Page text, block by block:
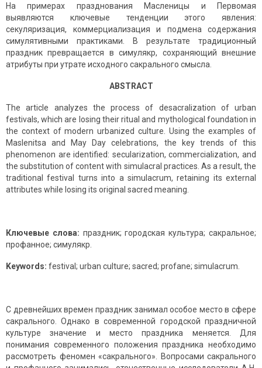
На примерах празднования Масленицы и Первомая
выявляются ключевые тенденции этого явления:
секуляризация, коммерциализация и подмена содержания
симулятивными практиками. В результате традиционный
праздник превращается в симулякр, сохраняющий внешние
атрибуты при утрате исходного сакрального смысла.
ABSTRACT
The article analyzes the process of desacralization of urban
festivals, which are losing their ritual and mythological foundation in
the context of modern urbanized culture. Using the examples of
Maslenitsa and May Day celebrations, the key trends of this
phenomenon are identified: secularization, commercialization, and
the substitution of content with simulacral practices. As a result, the
traditional festival turns into a simulacrum, retaining its external
attributes while losing its original sacred meaning.
Ключевые слова: праздник; городская культура; сакральное;
профанное; симулякр.
Keywords: festival; urban culture; sacred; profane; simulacrum.
С древнейших времен праздник занимал особое место в сфере
са­крального. Однако в современной городской праздничной
культуре значе­ние и место праздника меняется. Для
понимания современного положения праздника необходимо
рассмотреть феномен «сакрального». Вопросами сакрального